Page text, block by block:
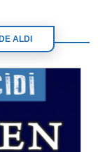
ALDI